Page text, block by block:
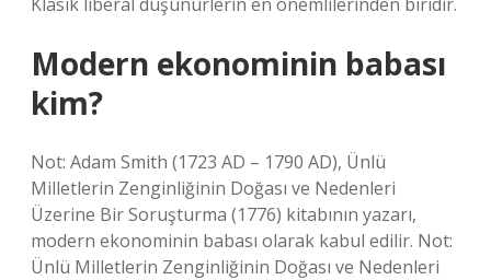
Modern ekonominin babası
kim?
Not: Adam Smith (1723 AD – 1790 AD), Ünlü
Milletlerin Zenginliğinin Doğası ve Nedenleri
Üzerine Bir Soruşturma (1776) kitabının yazarı,
modern ekonominin babası olarak kabul edilir. Not:
Ünlü Milletlerin Zenginliğinin Doğası ve Nedenleri